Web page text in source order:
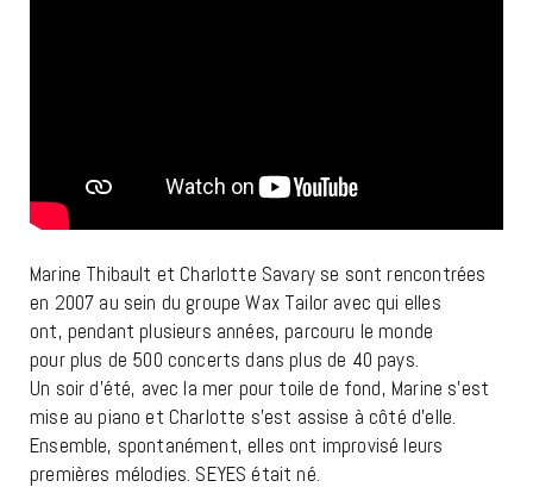
Marine Thibault et Charlotte Savary se sont rencontrées
en 2007 au sein du groupe Wax Tailor avec qui elles
ont, pendant plusieurs années, parcouru le monde
pour plus de 500 concerts dans plus de 40 pays.
Un soir d’été, avec la mer pour toile de fond, Marine s’est
mise au piano et Charlotte s’est assise à côté d’elle.
Ensemble, spontanément, elles ont improvisé leurs
premières mélodies. SEYES était né.